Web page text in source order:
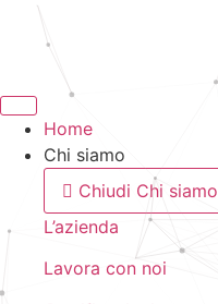
Home
Chi siamo
Chiudi Chi siamo
L’azienda
Lavora con noi